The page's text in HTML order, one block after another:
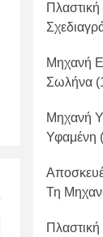
Μηχανή
Σωλήνα
Μηχανή
Υφαμένη
Τη